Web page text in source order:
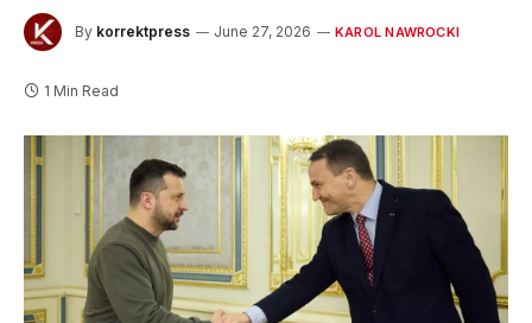
By korrektpress June 27, 2026 KAROL NAWROCKI
1 Min Read